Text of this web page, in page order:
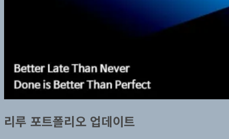
리루 포트폴리오 업데이트